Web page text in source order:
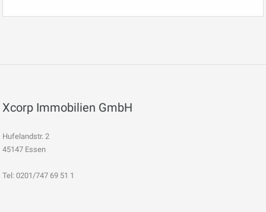
Xcorp Immobilien GmbH
Hufelandstr. 2
45147 Essen
Tel: 0201/747 69 51 1